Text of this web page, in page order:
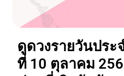
ดูดวงรายวันประ
ที่ 10 ตุลาคม